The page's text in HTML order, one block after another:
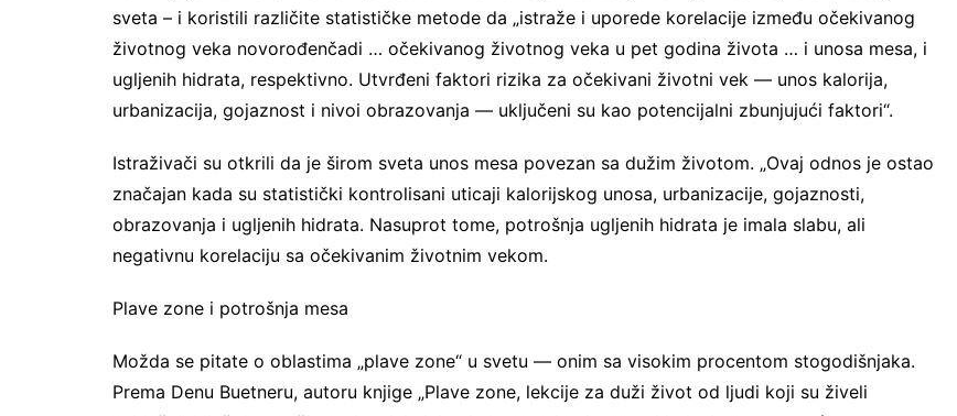
sveta – i koristili različite statističke metode da „istraže i uporede korelacije između očekivanog
životnog veka novorođenčadi … očekivanog životnog veka u pet godina života … i unosa mesa, i
ugljenih hidrata, respektivno. Utvrđeni faktori rizika za očekivani životni vek — unos kalorija,
urbanizacija, gojaznost i nivoi obrazovanja — uključeni su kao potencijalni zbunjujući faktori“.
Istraživači su otkrili da je širom sveta unos mesa povezan sa dužim životom. „Ovaj odnos je ostao
značajan kada su statistički kontrolisani uticaji kalorijskog unosa, urbanizacije, gojaznosti,
obrazovanja i ugljenih hidrata. Nasuprot tome, potrošnja ugljenih hidrata je imala slabu, ali
negativnu korelaciju sa očekivanim životnim vekom.
Plave zone i potrošnja mesa
Možda se pitate o oblastima „plave zone“ u svetu — onim sa visokim procentom stogodišnjaka.
Prema Denu Buetneru, autoru knjige „Plave zone, lekcije za duži život od ljudi koji su živeli